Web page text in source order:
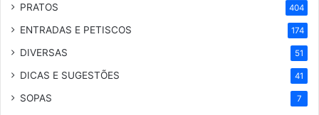
PRATOS 404
ENTRADAS E PETISCOS 174
DIVERSAS 51
DICAS E SUGESTÕES 41
SOPAS 7